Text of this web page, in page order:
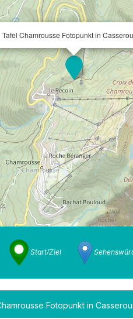
Tafel Chamrousse Fotopunkt in
Start/Ziel
Fotopunkt in